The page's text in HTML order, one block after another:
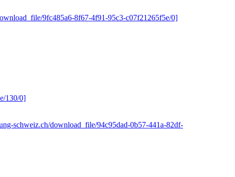
9fc485a6-8f67-4f91-95c3-c07f21265f5e/0]
130/0]
schweiz.ch/download_file/94c95dad-0b57-441a-82df-